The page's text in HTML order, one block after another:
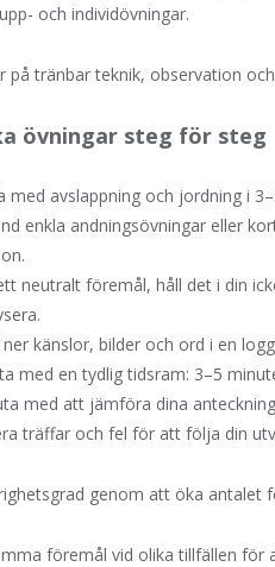
och individövningar.
på tränbar teknik, observation
övningar steg för steg
med avslappning och jordning i
enkla andningsövningar eller
neutralt föremål, håll det i din
ner känslor, bilder och ord i en
med en tydlig tidsram: 3–5
med att jämföra dina
träffar och fel för att följa din
genom att öka antalet
föremål vid olika tillfällen för